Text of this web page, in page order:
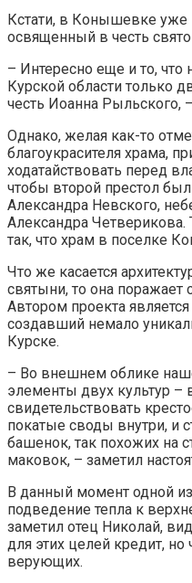
Кстати, в Конышевке уже
освященный в честь
– Интересно еще и то,
Курской области только
честь Иоанна Рыльского,
Однако, желая как-то
благоукрасителя храма,
ходатайствовать перед
чтобы второй престол
Александра Невского,
Александра Четверикова.
так, что храм в поселке
Что же касается
святыни, то она поражает
Автором проекта
создавший немало
Курске.
– Во внешнем облике
элементы двух культур –
свидетельствовать
покатые своды внутри, и
башенок, так похожих на
маковок, – заметил
В данный момент одной
подведение тепла к
заметил отец Николай,
для этих целей кредит,
верующих.